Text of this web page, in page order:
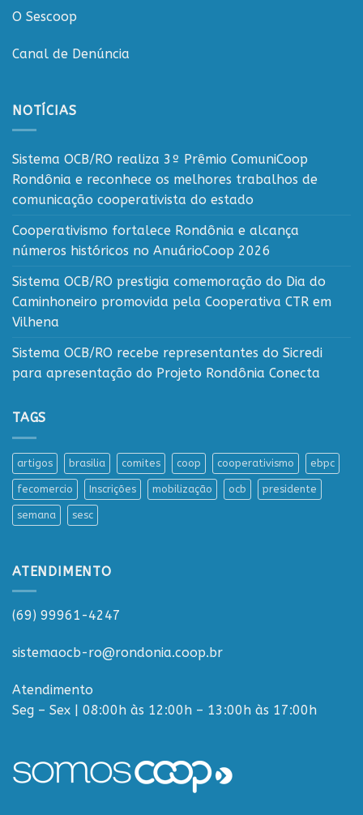
O Sescoop
Canal de Denúncia
NOTÍCIAS
Sistema OCB/RO realiza 3º Prêmio ComuniCoop
Rondônia e reconhece os melhores trabalhos de
comunicação cooperativista do estado
Cooperativismo fortalece Rondônia e alcança
números históricos no AnuárioCoop 2026
Sistema OCB/RO prestigia comemoração do Dia do
Caminhoneiro promovida pela Cooperativa CTR em
Vilhena
Sistema OCB/RO recebe representantes do Sicredi
para apresentação do Projeto Rondônia Conecta
TAGS
artigos brasilia comites coop cooperativismo ebpc
fecomercio Inscrições mobilização ocb presidente
semana sesc
ATENDIMENTO
(69) 99961-4247
sistemaocb-ro@rondonia.coop.br
Atendimento
Seg – Sex | 08:00h às 12:00h – 13:00h às 17:00h